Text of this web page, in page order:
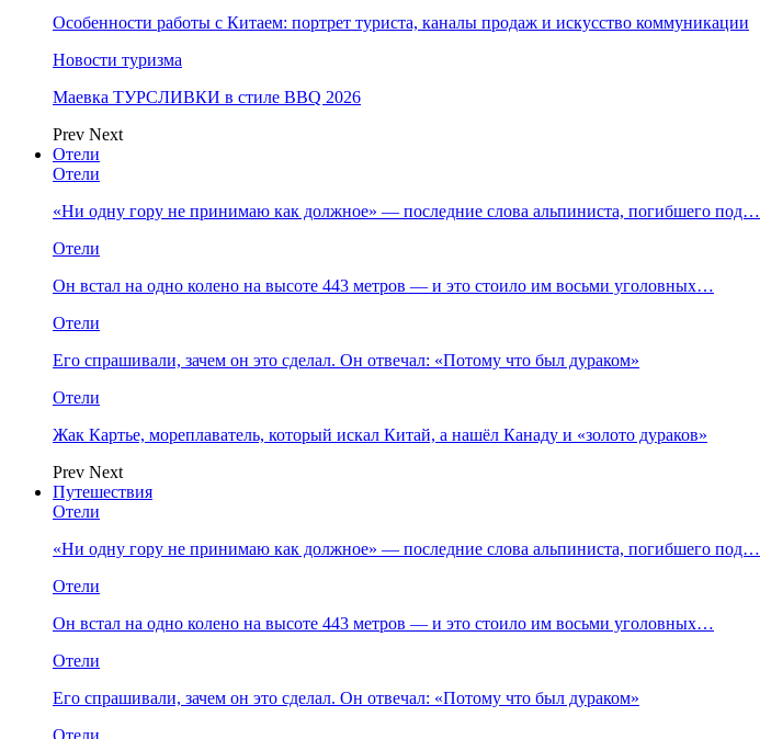
Особенности работы с Китаем: портрет туриста, каналы продаж и искусство коммуникации
Новости туризма
Маевка ТУРСЛИВКИ в стиле BBQ 2026
Prev Next
Отели
Отели
«Ни одну гору не принимаю как должное» — последние слова альпиниста, погибшего под…
Отели
Он встал на одно колено на высоте 443 метров — и это стоило им восьми уголовных…
Отели
Его спрашивали, зачем он это сделал. Он отвечал: «Потому что был дураком»
Отели
Жак Картье, мореплаватель, который искал Китай, а нашёл Канаду и «золото дураков»
Prev Next
Путешествия
Отели
«Ни одну гору не принимаю как должное» — последние слова альпиниста, погибшего под…
Отели
Он встал на одно колено на высоте 443 метров — и это стоило им восьми уголовных…
Отели
Его спрашивали, зачем он это сделал. Он отвечал: «Потому что был дураком»
Отели